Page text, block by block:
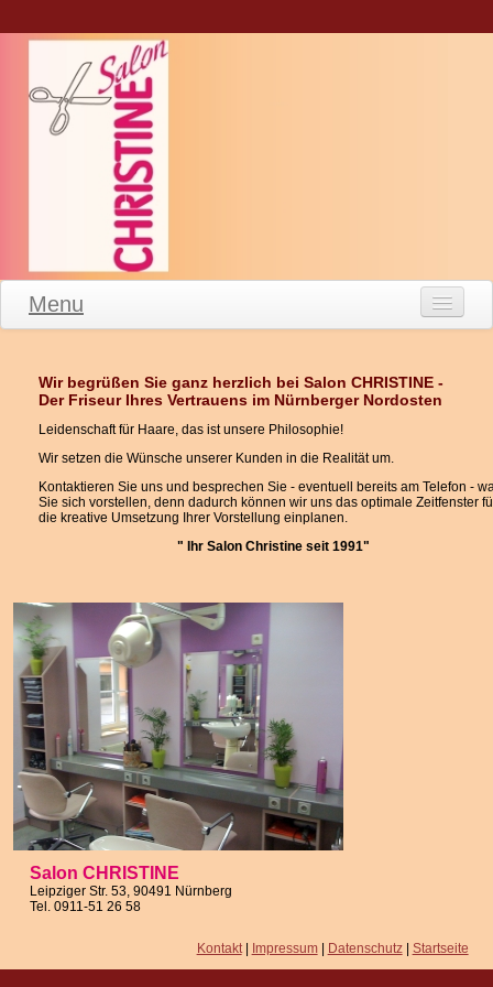
Menu
Salon Leipziger Straße
Leistungen
Impressum
Datenschutz
Wir begrüßen Sie ganz herzlich bei Salon CHRISTINE -
Der Friseur Ihres Vertrauens im Nürnberger Nordosten
Leidenschaft für Haare, das ist unsere Philosophie!
Wir setzen die Wünsche unserer Kunden in die Realität um.
Kontaktieren Sie uns und besprechen Sie - eventuell bereits am Telefon -
Sie sich vorstellen, denn dadurch können wir uns das optimale Zeitfenster
die kreative Umsetzung Ihrer Vorstellung einplanen.
" Ihr Salon Christine seit 1991"
Salon CHRISTINE
Leipziger Str. 53, 90491 Nürnberg
Tel. 0911-51 26 58
Kontakt| Impressum| Datenschutz| Startseite